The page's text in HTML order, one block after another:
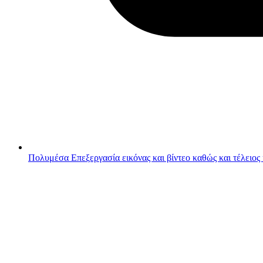
Πολυμέσα Επεξεργασία εικόνας και βίντεο καθώς και τέλειος